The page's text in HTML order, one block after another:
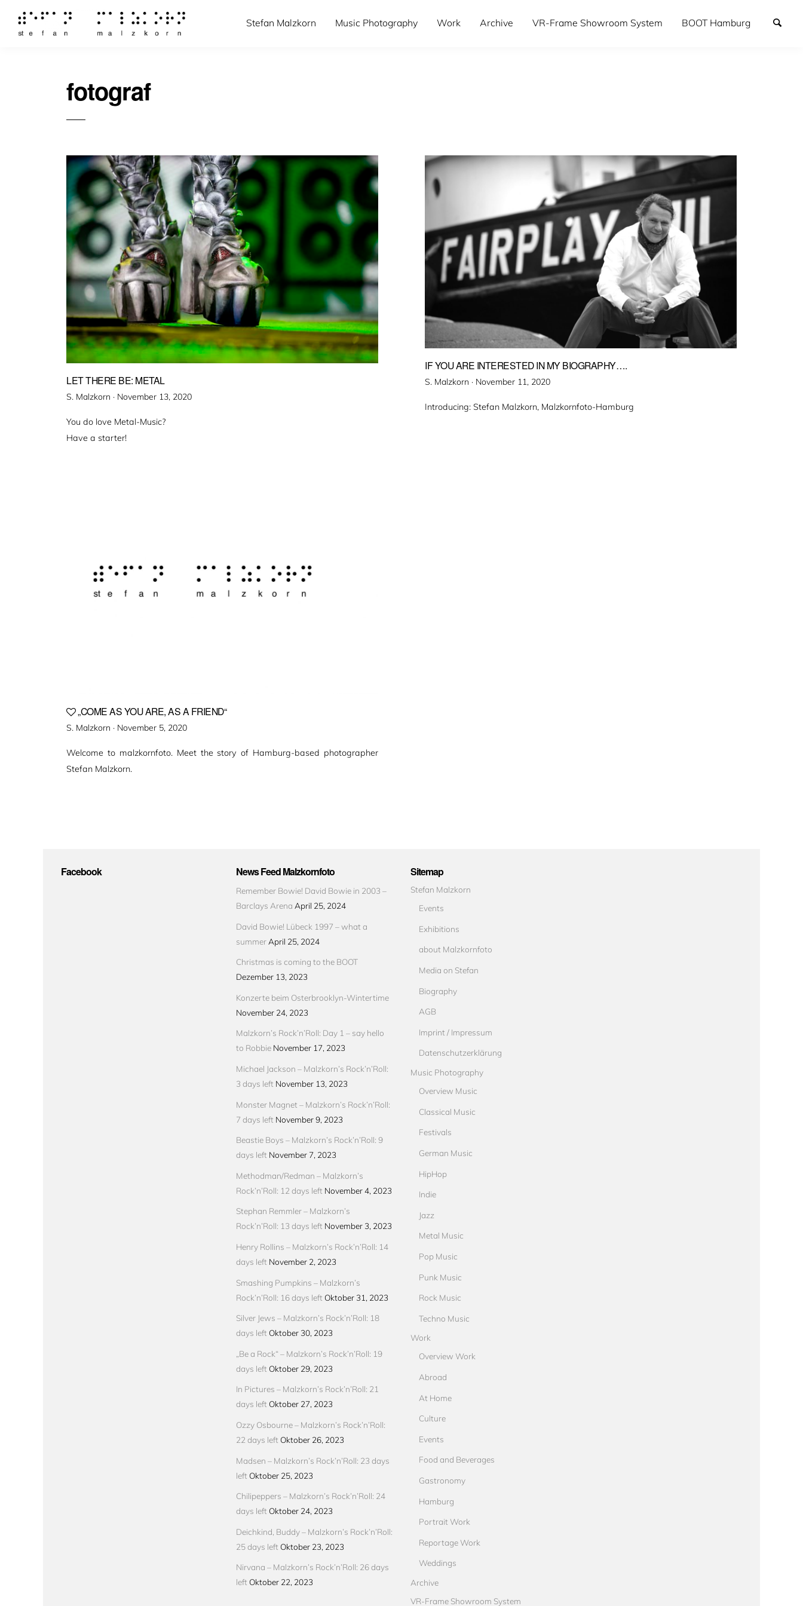
Stefan Malzkorn Music Photography Work Archive VR-Frame Showroom System BOOT Hamburg
fotograf
LET THERE BE: METAL
S. Malzkorn · Veröffentlicht
November 13, 2020
You do love Metal-Music?
Have a starter!
IF YOU ARE INTERESTED IN MY BIOGRAPHY….
S. Malzkorn · Veröffentlicht
November 11, 2020
Introducing: Stefan Malzkorn, Malzkornfoto-Hamburg
„COME AS YOU ARE, AS A FRIEND“
S. Malzkorn · Veröffentlicht
November 5, 2020
Welcome to malzkornfoto. Meet the story of Hamburg-based photographer
Stefan Malzkorn.
Facebook News Feed Malzkornfoto
Remember Bowie! David Bowie in 2003 –
Barclays Arena April 25, 2024
David Bowie! Lübeck 1997 – what a
summer April 25, 2024
Christmas is coming to the BOOT
Dezember 13, 2023
Konzerte beim Osterbrooklyn-Wintertime
November 24, 2023
Malzkorn’s Rock’n’Roll: Day 1 – say hello
to Robbie November 17, 2023
Michael Jackson – Malzkorn’s Rock’n’Roll:
3 days left November 13, 2023
Monster Magnet – Malzkorn’s Rock’n’Roll:
7 days left November 9, 2023
Beastie Boys – Malzkorn’s Rock’n’Roll: 9
days left November 7, 2023
Methodman/Redman – Malzkorn’s
Rock’n’Roll: 12 days left November 4, 2023
Stephan Remmler – Malzkorn’s
Rock’n’Roll: 13 days left November 3, 2023
Henry Rollins – Malzkorn’s Rock’n’Roll: 14
days left November 2, 2023
Smashing Pumpkins – Malzkorn’s
Rock’n’Roll: 16 days left Oktober 31, 2023
Silver Jews – Malzkorn’s Rock’n’Roll: 18
days left Oktober 30, 2023
„Be a Rock“ – Malzkorn’s Rock’n’Roll: 19
days left Oktober 29, 2023
In Pictures – Malzkorn’s Rock’n’Roll: 21
days left Oktober 27, 2023
Ozzy Osbourne – Malzkorn’s Rock’n’Roll:
22 days left Oktober 26, 2023
Madsen – Malzkorn’s Rock’n’Roll: 23 days
left Oktober 25, 2023
Chilipeppers – Malzkorn’s Rock’n’Roll: 24
days left Oktober 24, 2023
Deichkind, Buddy – Malzkorn’s Rock’n’Roll:
25 days left Oktober 23, 2023
Nirvana – Malzkorn’s Rock’n’Roll: 26 days
left Oktober 22, 2023
Sitemap
Stefan Malzkorn
Events
Exhibitions
about Malzkornfoto
Media on Stefan
Biography
AGB
Imprint / Impressum
Datenschutzerklärung
Music Photography
Overview Music
Classical Music
Festivals
German Music
HipHop
Indie
Jazz
Metal Music
Pop Music
Punk Music
Rock Music
Techno Music
Work
Overview Work
Abroad
At Home
Culture
Events
Food and Beverages
Gastronomy
Hamburg
Portrait Work
Reportage Work
Weddings
Archive
VR-Frame Showroom System